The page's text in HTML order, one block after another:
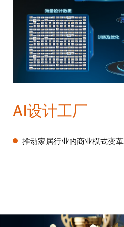
AI设计工厂
推动家居行业的商业模式变革